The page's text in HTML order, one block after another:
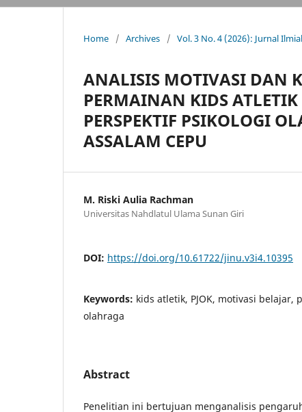
Home / Archives / Vol. 3 No. 4 (2026): Jurnal
ANALISIS MOTIVASI DAN
PERMAINAN KIDS
PERSPEKTIF PSIKOLOGI
ASSALAM CEPU
M. Riski Aulia Rachman
Universitas Nahdlatul Ulama Sunan Giri
DOI: https://doi.org/10.61722/jinu.v3i4.10395
Keywords: kids atletik, PJOK, motivasi belajar,
olahraga
Abstract
Penelitian ini bertujuan menganalisis